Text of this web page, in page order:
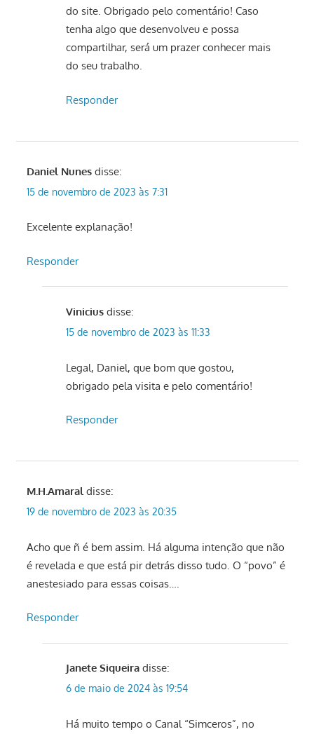
do site. Obrigado pelo comentário! Caso
tenha algo que desenvolveu e possa
compartilhar, será um prazer conhecer mais
do seu trabalho.
Responder
Daniel Nunes disse:
15 de novembro de 2023 às 7:31
Excelente explanação!
Responder
Vinicius disse:
15 de novembro de 2023 às 11:33
Legal, Daniel, que bom que gostou,
obrigado pela visita e pelo comentário!
Responder
M.H.Amaral disse:
19 de novembro de 2023 às 20:35
Acho que ñ é bem assim. Há alguma intenção que não
é revelada e que está pir detrás disso tudo. O “povo” é
anestesiado para essas coisas….
Responder
Janete Siqueira disse:
6 de maio de 2024 às 19:54
Há muito tempo o Canal “Simceros”, no